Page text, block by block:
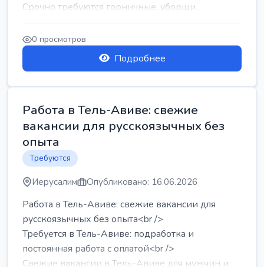
Срочно требуются горничные, уборщи...
0 просмотров
Подробнее
Работа в Тель-Авиве: свежие
вакансии для русскоязычных без
опыта
Требуются
Иерусалим Опубликовано: 16.06.2026
Работа в Тель-Авиве: свежие вакансии для
русскоязычных без опыта<br />
Требуется в Тель-Авиве: подработка и
постоянная работа с оплатой<br />
Свежие вакансии в Тель-Авиве для мужчин и